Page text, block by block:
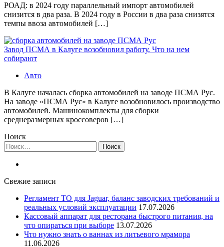
РОАД: в 2024 году параллельный импорт автомобилей
снизится в два раза. В 2024 году в России в два раза снизятся
темпы ввоза автомобилей […]
Завод ПСМА в Калуге возобновил работу. Что на нем
собирают
Авто
В Калуге началась сборка автомобилей на заводе ПСМА Рус.
На заводе «ПСМА Рус» в Калуге возобновилось производство
автомобилей. Машинокомплекты для сборки
среднеразмерных кроссоверов […]
Поиск
Найти:
Свежие записи
Регламент ТО для Jaguar, баланс заводских требований и
реальных условий эксплуатации 17.07.2026
Кассовый аппарат для ресторана быстрого питания, на
что опираться при выборе 13.07.2026
Что нужно знать о ваннах из литьевого мрамора
11.06.2026